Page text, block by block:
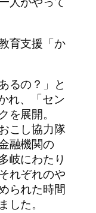
育支援「か
るの？」と
れ、「セン
展開。
こし協力隊
融機関の
岐にわたり
れぞれのや
られた時間
た。